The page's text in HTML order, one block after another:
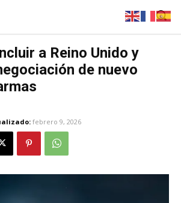
a Reino Unido y
de nuevo
febrero 9, 2026